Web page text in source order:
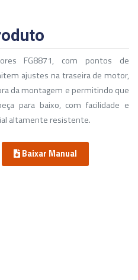
FG8871, com pontos de
ajustes na traseira de motor,
da montagem e permitindo que
para baixo, com facilidade e
altamente resistente.
Baixar Manual